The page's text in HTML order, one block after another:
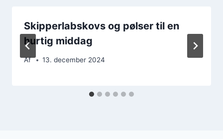
Skipperlabskovs og pølser til en
hurtig middag
Af 13. december 2024